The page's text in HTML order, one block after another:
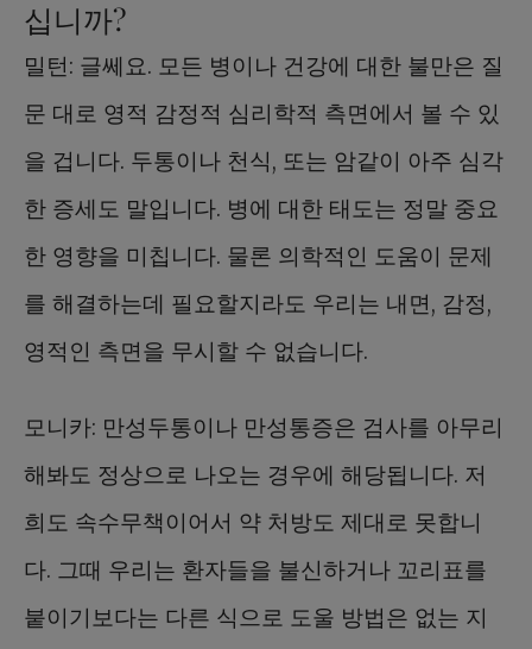
십니까?
밀턴: 글쎄요. 모든 병이나 건강에 대한 불만은 질
문 대로 영적 감정적 심리학적 측면에서 볼 수 있
을 겁니다. 두통이나 천식, 또는 암같이 아주 심각
한 증세도 말입니다. 병에 대한 태도는 정말 중요
한 영향을 미칩니다. 물론 의학적인 도움이 문제
를 해결하는데 필요할지라도 우리는 내면, 감정,
영적인 측면을 무시할 수 없습니다.
모니카: 만성두통이나 만성통증은 검사를 아무리
해봐도 정상으로 나오는 경우에 해당됩니다. 저
희도 속수무책이어서 약 처방도 제대로 못합니
다. 그때 우리는 환자들을 불신하거나 꼬리표를
붙이기보다는 다른 식으로 도울 방법은 없는 지